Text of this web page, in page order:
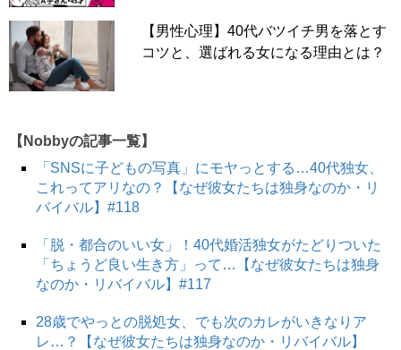
【男性心理】40代バツイチ男を落とす
コツと、選ばれる女になる理由とは？
【Nobbyの記事一覧】
「SNSに子どもの写真」にモヤっとする…40代独女、
これってアリなの？【なぜ彼女たちは独身なのか・リ
バイバル】#118
「脱・都合のいい女」！40代婚活独女がたどりついた
「ちょうど良い生き方」って…【なぜ彼女たちは独身
なのか・リバイバル】#117
28歳でやっとの脱処女、でも次のカレがいきなりア
レ…？【なぜ彼女たちは独身なのか・リバイバル】